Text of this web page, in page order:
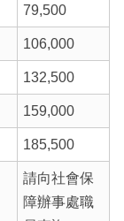
79,500
106,000
132,500
159,000
185,500
請向社會保
障辦事處職